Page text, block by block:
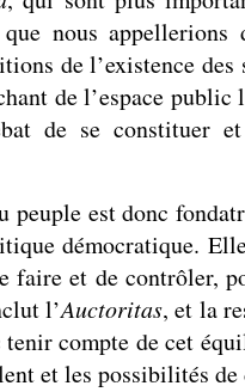
nous appellerions
de l’existence
de l’espace public
de se constituer
peuple est donc
démocratique.
faire et de contrôler,
l’Auctoritas, et la
compte de cet
et les possibilités